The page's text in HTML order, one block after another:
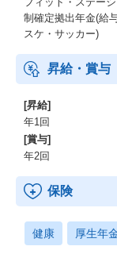
制確定拠出年金(給
スケ・サッカー)
昇給・賞与
[昇給]
年1回
[賞与]
年2回
保険
健康 厚生年